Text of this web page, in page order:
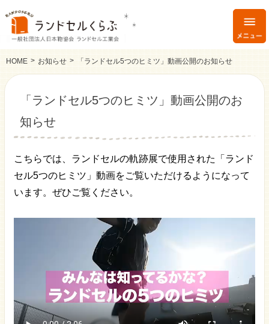
HOME お知らせ 「ランドセル5つのヒミツ」動画公開のお知らせ
「ランドセル5つのヒミツ」動画公開のお
知らせ
こちらでは、ランドセルの軌跡展で使用された「ランド
セル5つのヒミツ」動画をご覧いただけるようになって
います。ぜひご覧ください。